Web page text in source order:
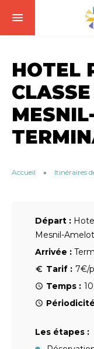
HOTEL
Accueil » Itinéraires
Départ :
Mesnil-Amelot
Arrivée :
Tarif : 7€/
Temps :
Les étapes :